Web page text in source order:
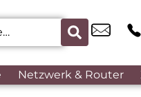
Netzwerk & Router